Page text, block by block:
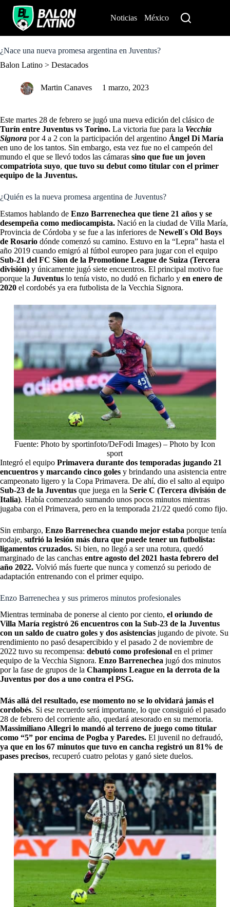
o
o
Noticias México
¿Nace una nueva promesa argentina en Juventus?
Balon Latino > Destacados
Martin Canaves 1 marzo, 2023
Este martes 28 de febrero se jugó una nueva edición del clásico de
Turín entre Juventus vs Torino. La victoria fue para la Vecchia
Signora por 4 a 2 con la participación del argentino Ángel Di María
en uno de los tantos. Sin embargo, esta vez fue no el campeón del
mundo el que se llevó todos las cámaras sino que fue un joven
compatriota suyo, que tuvo su debut como titular con el primer
equipo de la Juventus.
¿Quién es la nueva promesa argentina de Juventus?
Estamos hablando de Enzo Barrenechea que tiene 21 años y se
desempeña como mediocampista. Nació en la ciudad de Villa María,
Provincia de Córdoba y se fue a las inferiores de Newell´s Old Boys
de Rosario dónde comenzó su camino. Estuvo en la “Lepra” hasta el
año 2019 cuando emigró al fútbol europeo para jugar con el equipo
Sub-21 del FC Sion de la Promotione League de Suiza (Tercera
división) y únicamente jugó siete encuentros. El principal motivo fue
porque la Juventus lo tenía visto, no dudó en ficharlo y en enero de
2020 el cordobés ya era futbolista de la Vecchia Signora.
Fuente: Photo by sportinfoto/DeFodi Images) – Photo by Icon
sport
Integró el equipo Primavera durante dos temporadas jugando 21
encuentros y marcando cinco goles y brindando una asistencia entre
campeonato ligero y la Copa Primavera. De ahí, dio el salto al equipo
Sub-23 de la Juventus que juega en la Serie C (Tercera división de
Italia). Había comenzado sumando unos pocos minutos mientras
jugaba con el Primavera, pero en la temporada 21/22 quedó como fijo.
Sin embargo, Enzo Barrenechea cuando mejor estaba porque tenía
rodaje, sufrió la lesión más dura que puede tener un futbolista:
ligamentos cruzados. Si bien, no llegó a ser una rotura, quedó
marginado de las canchas entre agosto del 2021 hasta febrero del
año 2022. Volvió más fuerte que nunca y comenzó su periodo de
adaptación entrenando con el primer equipo.
Enzo Barrenechea y sus primeros minutos profesionales
Mientras terminaba de ponerse al ciento por ciento, el oriundo de
Villa María registró 26 encuentros con la Sub-23 de la Juventus
con un saldo de cuatro goles y dos asistencias jugando de pivote. Su
rendimiento no pasó desapercibido y el pasado 2 de noviembre de
2022 tuvo su recompensa: debutó como profesional en el primer
equipo de la Vecchia Signora. Enzo Barrenechea jugó dos minutos
por la fase de grupos de la Champions League en la derrota de la
Juventus por dos a uno contra el PSG.
Más allá del resultado, ese momento no se lo olvidará jamás el
cordobés. Si ese recuerdo será importante, lo que consiguió el pasado
28 de febrero del corriente año, quedará atesorado en su memoria.
Massimiliano Allegri lo mandó al terreno de juego como titular
como “5” por encima de Pogba y Paredes. El juvenil no defraudó,
ya que en los 67 minutos que tuvo en cancha registró un 81% de
pases precisos, recuperó cuatro pelotas y ganó siete duelos.